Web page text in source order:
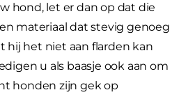
hond, let er dan op dat die
materiaal dat stevig genoeg
hij het niet aan flarden kan
u als baasje ook aan om
honden zijn gek op